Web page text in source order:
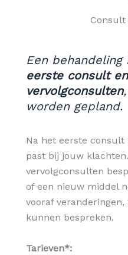
Consult
Een
eerste consult
vervolgconsulten
worden gepland.
Na het eerste
past bij jouw
vervolgconsulten
of een nieuw middel
vooraf
kunnen bespreken.
Tarieven*: